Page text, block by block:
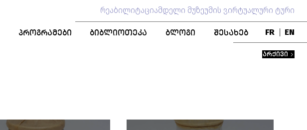
რეაბილიტაციამდელი მუზეუმის ვირტუალური ტური
ᲞᲠᲝᲒᲠᲐᲛᲔᲑᲘ ᲑᲘᲑᲚᲘᲝᲗᲔᲙᲐ ᲑᲚᲝᲒᲘ ᲨᲔᲡᲐᲮᲔᲑ
ᲛᲣᲖᲔᲣᲛᲘᲡ ᲘᲡᲢᲝᲠᲘᲐ
FR EN
ᲐᲠᲥᲘᲕᲘ